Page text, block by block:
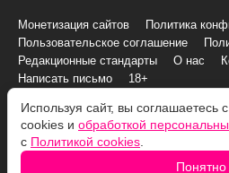
Монетизация сайтов
Политика
Пользовательское соглашение
Редакционные стандарты
О нас
Написать письмо
18+
© 2007–2026 Все права и материалы
«ПОПКОРНNEWS»
При копировании информации
Используя сайт, вы соглашаетесь
cookies и обработкой
с Политикой cookies
Понятно